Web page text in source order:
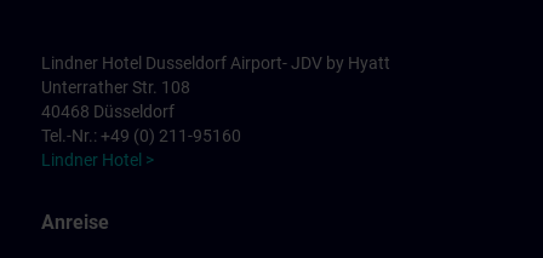
Lindner Hotel Dusseldorf Airport- JDV by Hyatt
Unterrather Str. 108
40468 Düsseldorf
Tel.-Nr.: +49 (0) 211-95160
Lindner Hotel >
Anreise